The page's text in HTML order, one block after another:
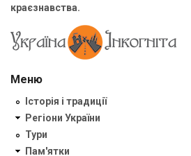
краєзнавства.
Меню
Історія і традиції
Регіони України
Тури
Пам'ятки